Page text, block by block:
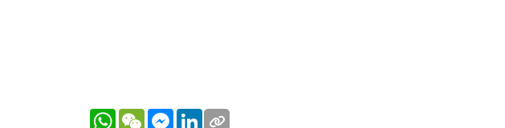
WhatsApp
WeChatMessenger
LinkedIn